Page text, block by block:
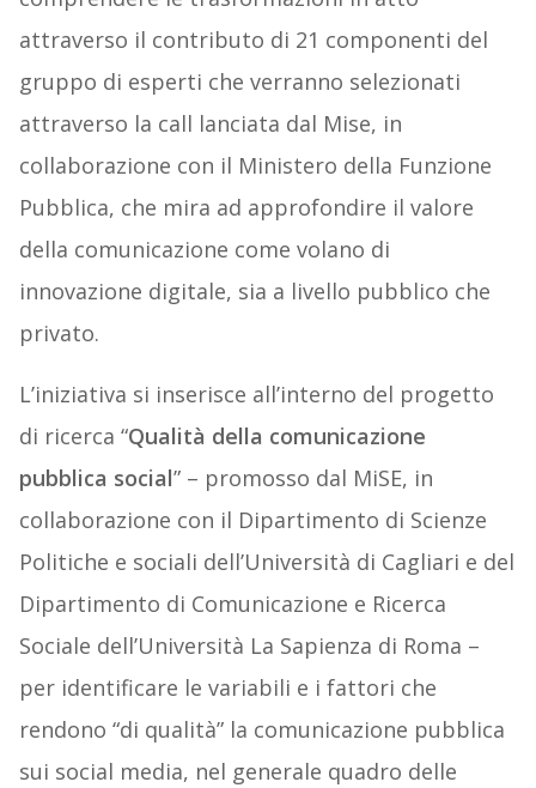
attraverso il contributo di 21 componenti del
gruppo di esperti che verranno selezionati
attraverso la call lanciata dal Mise, in
collaborazione con il Ministero della Funzione
Pubblica, che mira ad approfondire il valore
della comunicazione come volano di
innovazione digitale, sia a livello pubblico che
privato.
L’iniziativa si inserisce all’interno del progetto
di ricerca “Qualità della comunicazione
pubblica social” – promosso dal MiSE, in
collaborazione con il Dipartimento di Scienze
Politiche e sociali dell’Università di Cagliari e del
Dipartimento di Comunicazione e Ricerca
Sociale dell’Università La Sapienza di Roma –
per identificare le variabili e i fattori che
rendono “di qualità” la comunicazione pubblica
sui social media, nel generale quadro delle